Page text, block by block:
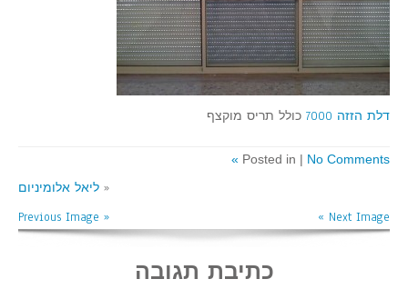
דלת הזזה 7000 כולל תריס מוקצף
Posted in | No Comments »
« ליאל אלומיניום
« Previous Image
Next Image »
כתיבת תגובה